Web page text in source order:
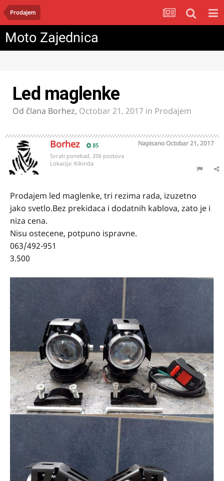
Prodajem
Moto Zajednica
Led maglenke
Od člana Borhez, Octobar 21, 2017 in Prodajem
Borhez 85 NapisanoOctobar 21, 2017
Svrati ponekad, 206 postova
Lokacija: Kikinda
Prodajem led maglenke, tri rezima rada, izuzetno
jako svetlo.Bez prekidaca i dodatnih kablova, zato je i
niza cena.
Nisu ostecene, potpuno ispravne.
063/492-951
3.500